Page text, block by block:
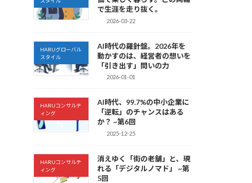
で生涯を走り抜く。
2026-03-22
HARUグローバル
スタイル
AI時代の羅針盤。2026年を
動かすのは、経営者の想いを
「引き出す」問いの力
2026-01-01
HARUコンサルテ
ィング
AI時代、99.7%の中小企業に
「逆転」のチャンスはある
か？ ~第6回
2025-12-25
HARUコンサルテ
ィング
消えゆく「街の老舗」と、現
れる「デジタルノマド」 ~第
5回